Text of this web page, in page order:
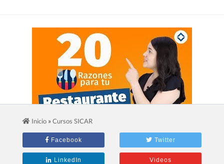
2.- 20 Razones Para USAR SICAR en
tu RESTAURANTE
Inicio »Cursos SICAR
Facebook Twitter
LinkedIn Videos